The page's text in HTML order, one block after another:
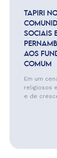
TAPIRI
SOCIAIS
AOS
COMUM
Em um
religiosos
e de